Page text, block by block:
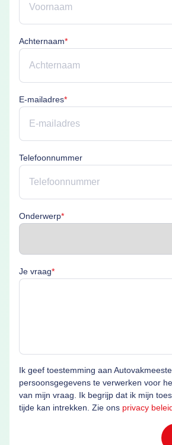
Achternaam*Achternaam is verplicht
E-mailadres*E-mailadres is verplicht
Telefoonnummer
Onderwerp*Onderwerp is verplicht
Je vraag*Je vraag is verplicht
Ik geef toestemming aan
persoonsgegevens te verwerken voor
van mijn vraag. Ik begrijp dat ik mijn
tijde kan intrekken. Zie ons privacy